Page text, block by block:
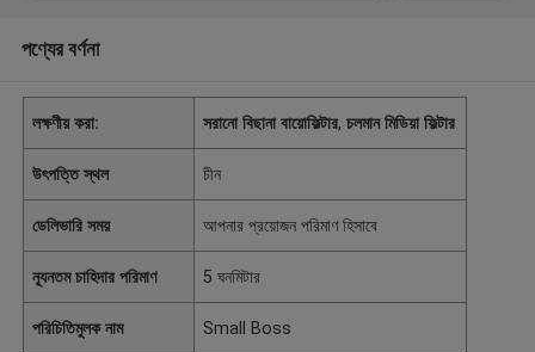
পণ্যের বর্ণনা
লক্ষণীয় করা: সরানো বিছানা বায়োফিল্টার,চলমান মিডিয়া ফিল্টার
উৎপত্তি স্থল চীন
ডেলিভারি সময় আপনার প্রয়োজন পরিমাণ হিসাবে
ন্যূনতম চাহিদার পরিমাণ 5 ঘনমিটার
পরিচিতিমুলক নাম Small Boss